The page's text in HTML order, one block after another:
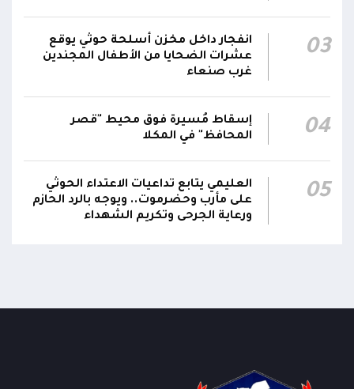
01:09
إفشال مساعي الحوثيين الرامية إلى إضعاف
الجبهة الداخلية وتمرير مخططاتهم التخريبية
أكد #مجلس_الدفاع_الوطني أن التضحيات الوطنية
التي يفرضها التصعيد الحوثي ستقابل بإجراءات
حازمة تستهدف مصادر التهديد والإرهاب، بما
قدرة الدولة على التعامل مع مختلف المخاطر
شدد #مجلس_الدفاع_الوطني على رفع أعلى درجات
الجاهزية واليقظة وتعزيز التنسيق بين الوحدات
والتنظيمات الإرهابية ومكافحة الجريمة المنظمة
03
انفجار داخل مخزن أسلحة حوثي يوقع
عشرات الضحايا من الأطفال المجندين
غرب صنعاء
04
إسقاط مُسيرة فوق محيط "قصر
المحافظ" في المكلا
05
العليمي يتابع تداعيات الاعتداء الحوثي
على مأرب وحضرموت.. ويوجه بالرد الحازم
ورعاية الجرحى وتكريم الشهداء